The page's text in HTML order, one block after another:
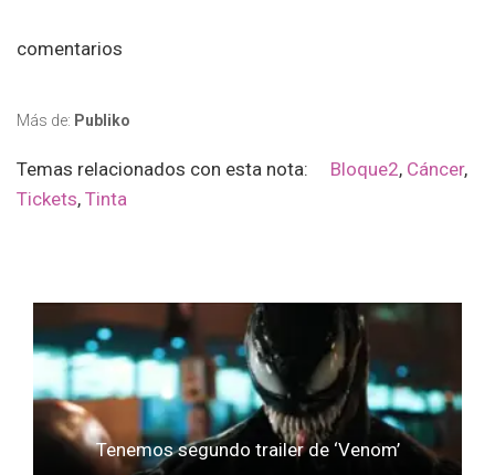
comentarios
Más de: Publiko
Temas relacionados con esta nota: Bloque2, Cáncer,
Tickets, Tinta
Tenemos segundo trailer de ‘Venom’